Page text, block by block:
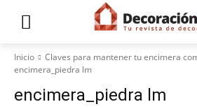
Inicio
Claves para mantener tu encimera
encimera_piedra lm
encimera_piedra lm